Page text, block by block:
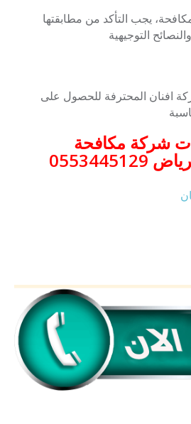
يجب التأكد من مطابقتها
التوجيهية
افنان المحترفة للحصول على
شركة مكافحة